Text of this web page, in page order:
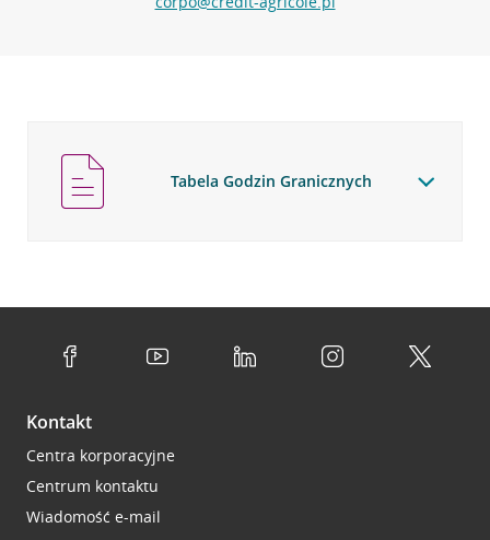
Tabela Godzin Granicznych
Kontakt
Centra korporacyjne
Centrum kontaktu
Wiadomość e-mail